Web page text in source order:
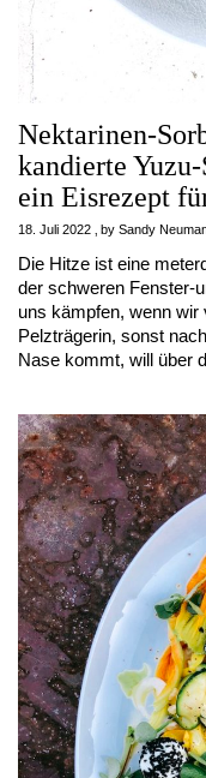
Nektarinen-
kandierte
ein Eisrezept
18. Juli 2022 by Sandy
Die Hitze ist eine
der schweren Fenster-
uns kämpfen, wenn wir
Pelzträgerin, sonst
Nase kommt, will über